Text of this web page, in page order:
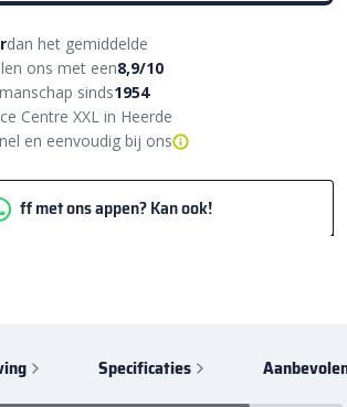
dan het gemiddelde
ons met een8,9/10
sinds1954
Centre XXL in Heerde
en eenvoudig bij ons
ff met ons appen? Kan ook!
Specificaties